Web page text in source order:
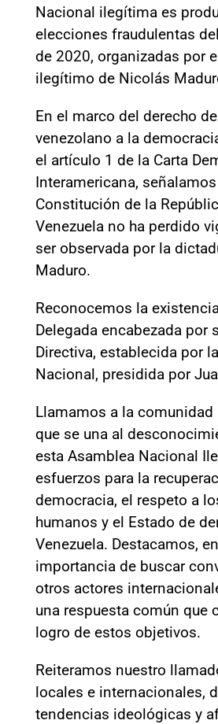
Nacional ilegítima es
elecciones fraudulentas
de 2020, organizadas por
ilegítimo de Nicolás
En el marco del derecho
venezolano a la
el artículo 1 de la Carta
Interamericana,
Constitución de la
Venezuela no ha perdido
ser observada por la
Maduro.
Reconocemos la
Delegada encabezada por
Directiva, establecida por
Nacional, presidida por
Llamamos a la
que se una al
esta Asamblea Nacional
esfuerzos para la
democracia, el respeto a
humanos y el Estado de
Venezuela. Destacamos,
importancia de buscar
otros actores
una respuesta común que
logro de estos objetivos.
Reiteramos nuestro
locales e internacionales,
tendencias ideológicas y